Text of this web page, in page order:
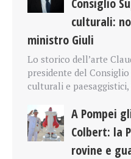
Consiglio
culturali:
ministro Giuli
Lo storico dell’arte
presidente del
culturali e
A Pompei
Colbert: la
rovine e